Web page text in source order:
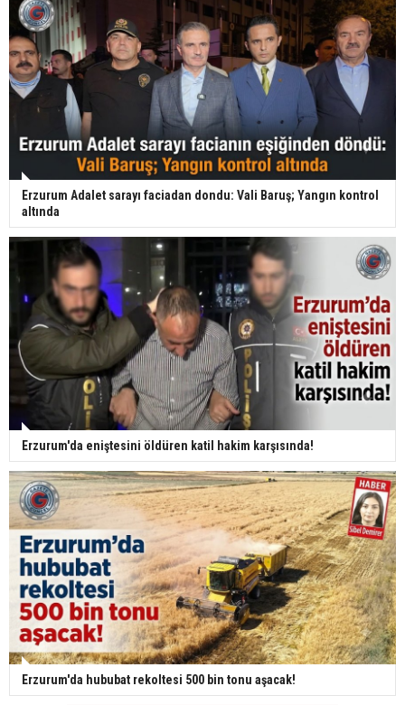
Erzurum Adalet sarayı faciadan dondu: Vali Baruş; Yangın kontrol
altında
Erzurum'da eniştesini öldüren katil hakim karşısında!
Erzurum'da hububat rekoltesi 500 bin tonu aşacak!